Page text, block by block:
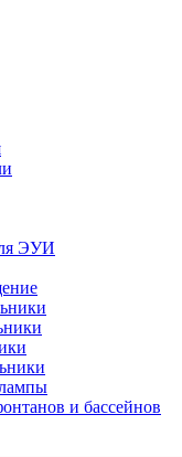
ЭУИ
и бассейнов